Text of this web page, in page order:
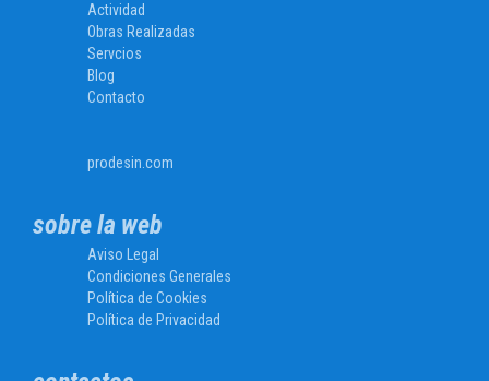
Actividad
Obras Realizadas
Servcios
Blog
Contacto
prodesin.com
sobre la web
Aviso Legal
Condiciones Generales
Política de Cookies
Política de Privacidad